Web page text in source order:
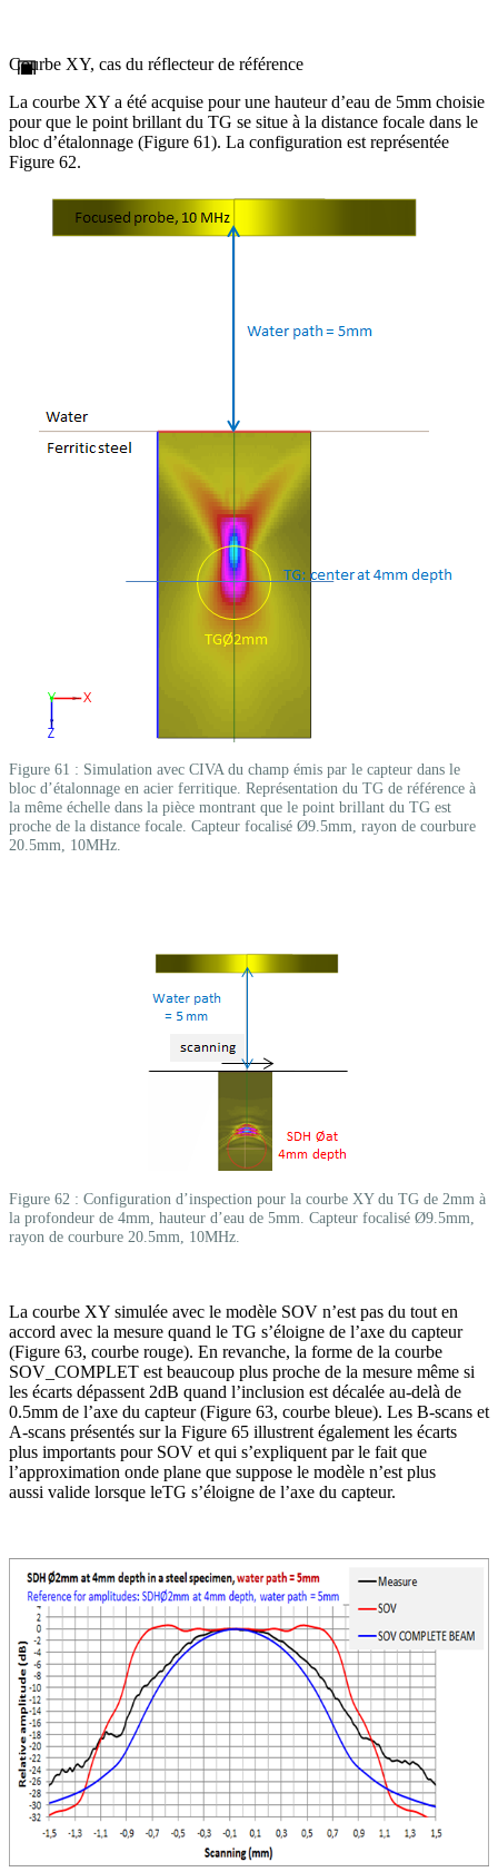
Courbe XY, cas du réflecteur de référence
La courbe XY a été acquise pour une hauteur d’eau de 5mm choisie
pour que le point brillant du TG se situe à la distance focale dans le
bloc d’étalonnage (Figure 61). La configuration est représentée
Figure 62.
Figure 61 : Simulation avec CIVA du champ émis par le capteur dans le
bloc d’étalonnage en acier ferritique. Représentation du TG de référence à
la même échelle dans la pièce montrant que le point brillant du TG est
proche de la distance focale. Capteur focalisé Ø9.5mm, rayon de courbure
20.5mm, 10MHz.
Figure 62 : Configuration d’inspection pour la courbe XY du TG de 2mm à
la profondeur de 4mm, hauteur d’eau de 5mm. Capteur focalisé Ø9.5mm,
rayon de courbure 20.5mm, 10MHz.
La courbe XY simulée avec le modèle SOV n’est pas du tout en
accord avec la mesure quand le TG s’éloigne de l’axe du capteur
(Figure 63, courbe rouge). En revanche, la forme de la courbe
SOV_COMPLET est beaucoup plus proche de la mesure même si
les écarts dépassent 2dB quand l’inclusion est décalée au-delà de
0.5mm de l’axe du capteur (Figure 63, courbe bleue). Les B-scans et
A-scans présentés sur la Figure 65 illustrent également les écarts
plus importants pour SOV et qui s’expliquent par le fait que
l’approximation onde plane que suppose le modèle n’est plus
aussi valide lorsque leTG s’éloigne de l’axe du capteur.